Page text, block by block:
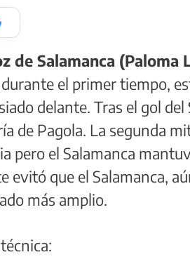
de Salamanca (Paloma
el primer tiempo,
delante. Tras el gol
de Pagola. La segunda
pero el Salamanca
evitó que el Salamanca,
más amplio.